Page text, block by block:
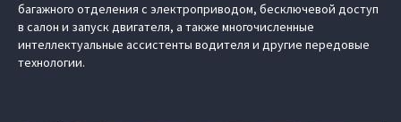
багажного отделения с электроприводом, бесключевой доступ
в салон и запуск двигателя, а также многочисленные
интеллектуальные ассистенты водителя и другие передовые
технологии.